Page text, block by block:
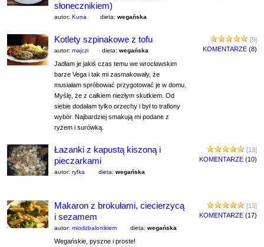
słonecznikiem)
autor: Kuna dieta: wegańska
[9]
KOMENTARZE (8)
Kotlety szpinakowe z tofu
autor: majczi dieta: wegańska
Jadłam je jakiś czas temu we wrocławskim
barze Vega i tak mi zasmakowały, że
musiałam spróbować przygotować je w domu.
Myślę, że z całkiem niezłym skutkiem. Od
siebie dodałam tylko orzechy i był to trafiony
wybór. Najbardziej smakują mi podane z
ryżem i surówką.
[13]
KOMENTARZE (10)
Łazanki z kapustą kiszoną i
pieczarkami
autor: ryfka dieta: wegańska
[13]
KOMENTARZE (17)
Makaron z brokułami, ciecierzycą
i sezamem
autor: miodzbalonikiem dieta: wegańska
Wegańskie, pyszne i proste!